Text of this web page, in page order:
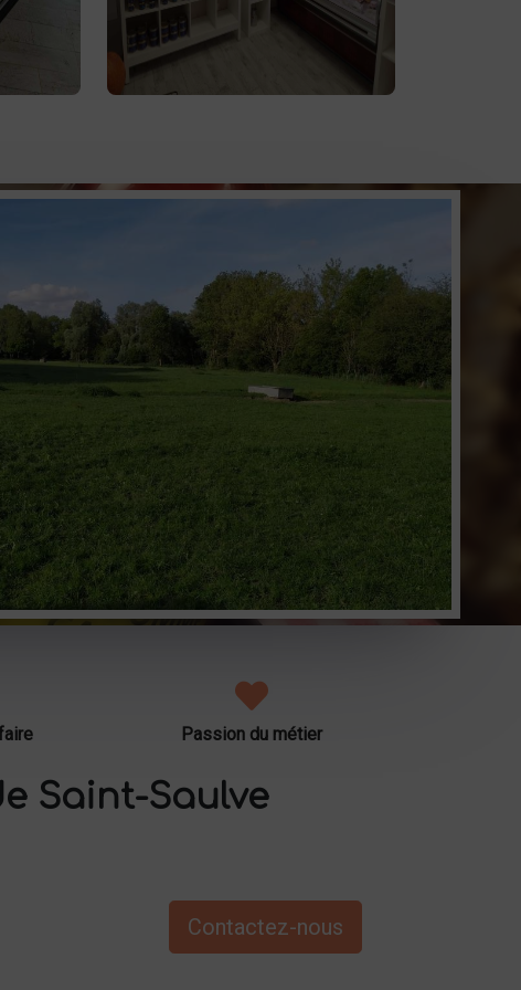
la
attendent. Profitez de la vente
produits d'épicerie
à
la ferme ou de notre service de
Passion du métier
Saint-Saulve
Contactez-nous